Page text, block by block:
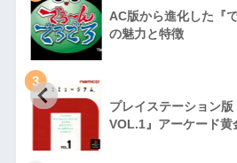
AC版から進化した『
の魅力と特徴
3
プレイステーション
VOL.1』アーケード黄